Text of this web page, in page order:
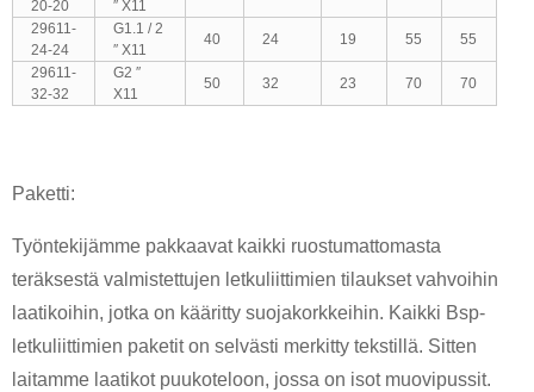
20-20 ″ X11
29611-
24-24
G1.1 / 2
″ X11
40 24 19 55
55
29611-
32-32
G2 ″
X11
50 32 23 70 70
Paketti:
Työntekijämme pakkaavat kaikki ruostumattomasta
teräksestä valmistettujen letkuliittimien tilaukset vahvoihin
laatikoihin, jotka on kääritty suojakorkkeihin. Kaikki Bsp-
letkuliittimien paketit on selvästi merkitty tekstillä. Sitten
laitamme laatikot puukoteloon, jossa on isot muovipussit.